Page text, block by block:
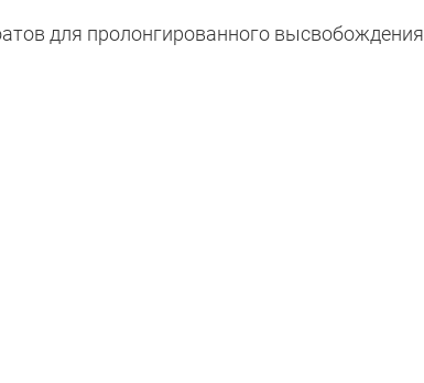
для пролонгированного высвобождения